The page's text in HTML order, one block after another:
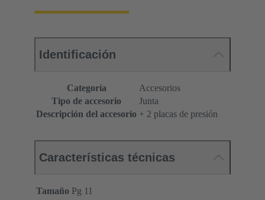
Identificación
Categoría
Accesorios
Tipo de accesorio
Junta
Descripción del accesorio + 2 placas de presión
Características técnicas
Tamaño Pg 11